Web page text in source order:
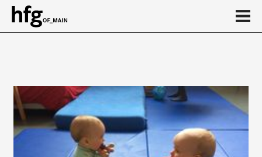
Elternschaft
Pflege
Gesundheit und Sport